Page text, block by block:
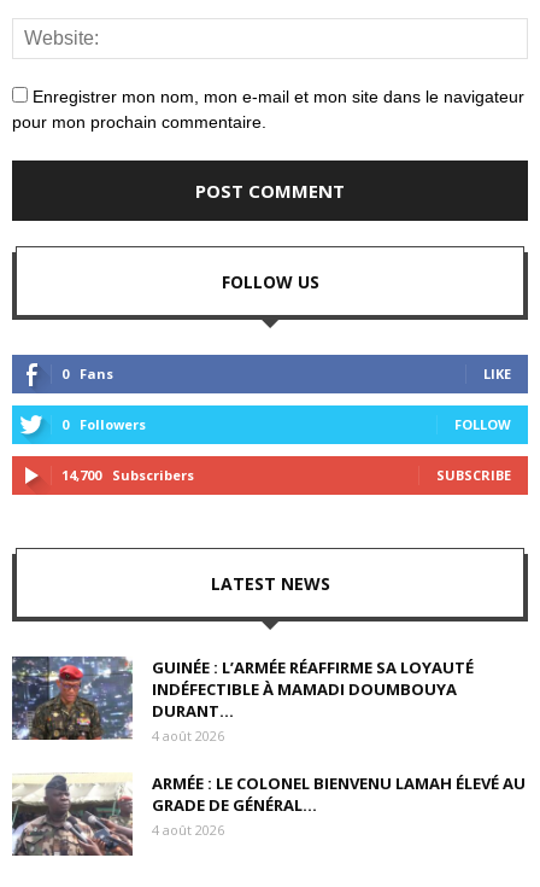
Enregistrer mon nom, mon e-mail et mon site dans le navigateur
pour mon prochain commentaire.
FOLLOW US
0 Fans LIKE
0 Followers FOLLOW
14,700 Subscribers SUBSCRIBE
LATEST NEWS
GUINÉE : L’ARMÉE RÉAFFIRME SA LOYAUTÉ
INDÉFECTIBLE À MAMADI DOUMBOUYA
DURANT...
4 août 2026
ARMÉE : LE COLONEL BIENVENU LAMAH ÉLEVÉ AU
GRADE DE GÉNÉRAL...
4 août 2026